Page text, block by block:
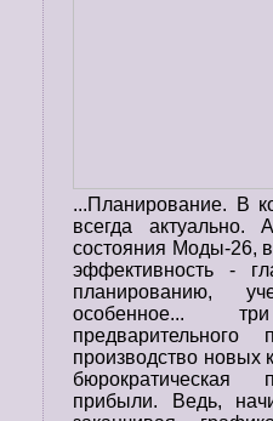
...Планирование. В
всегда
состояния Моды-26,
эффективность -
планированию,
особенное...
производство новых
прибыли. Ведь,